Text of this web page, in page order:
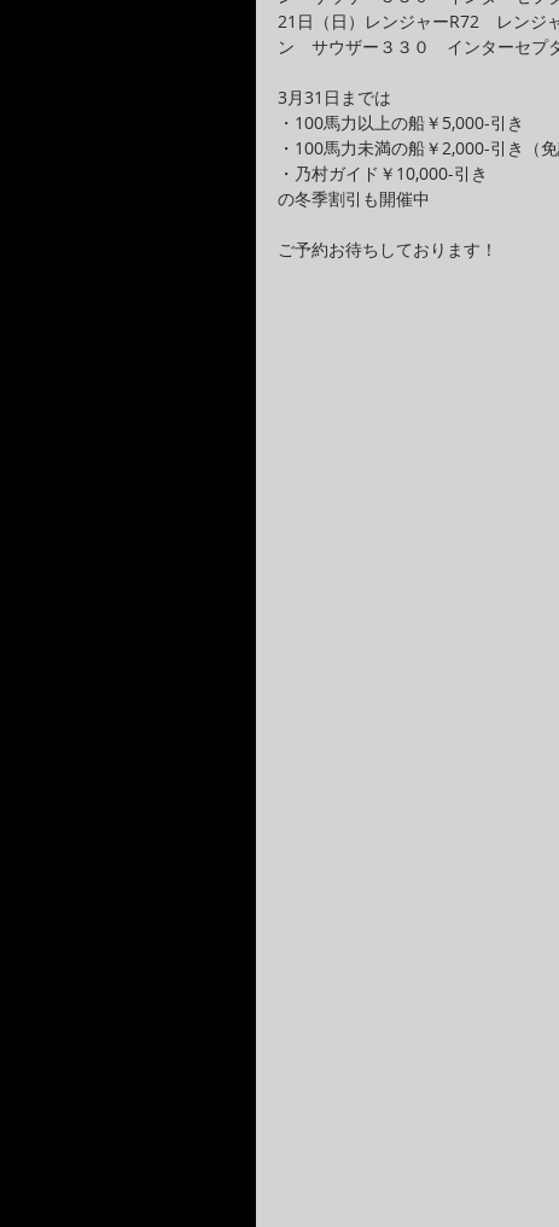
21日（日）レンジャーR72　レンジ
ン　サウザー３３０　インターセ
3月31日までは
・100馬力以上の船￥5,000-引き
・100馬力未満の船￥2,000-引き（
・乃村ガイド￥10,000-引き
の冬季割引も開催中
ご予約お待ちしております！